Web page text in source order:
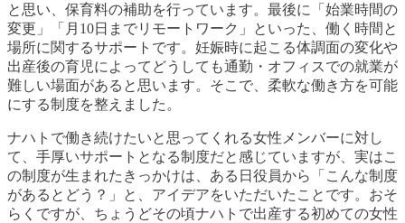
と思い、保育料の補助を行っています。最後に 「始業時間の
変更」「月10日までリモートワーク」といった、 働く時間と
場所に関するサポートです。妊娠時に起こる体調面の変化や
出産後の育児によってどうしても通勤・オフィスでの就業が
難しい場面があると思います。そこで、柔軟な働き方を可能
にする制度を整えました。
ナハトで働き続けたいと思ってくれる女性メンバーに対し
て、手厚いサポートとなる制度だと感じていますが、実はこ
の制度が生まれたきっかけは、ある日役員から「こんな制度
があるとどう？」と、アイデアをいただいたことです。おそ
らくですが、ちょうどその頃ナハトで出産する初めての女性